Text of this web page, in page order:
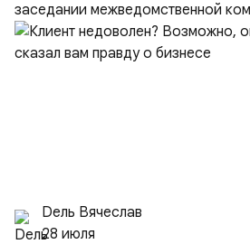
заседании межведомственной
Dель Вячеслав
28 июля